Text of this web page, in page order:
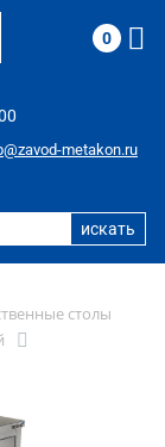
metakon.ru
0
столы